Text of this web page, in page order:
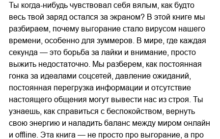
03.mp3 14:00
Ты когда-нибудь чувствовал себя вялым, как будто
весь твой заряд остался за экраном? В этой книге мы
разбираем, почему выгорание стало вирусом нашего
времени, особенно для зуммеров. В мире, где каждая
секунда — это борьба за лайки и внимание, просто
выжить недостаточно. Мы разберем, как постоянная
гонка за идеалами соцсетей, давление ожиданий,
постоянная перегрузка информации и отсутствие
настоящего общения могут вывести нас из строя. Ты
узнаешь, как справиться с беспокойством, вернуть
свою энергию и наладить баланс между миром онлайн
и offline. Эта книга — не просто про выгорание, а про